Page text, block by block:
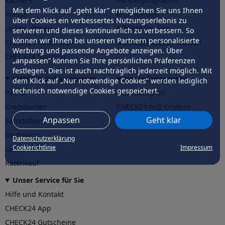
Mit dem Klick auf „geht klar” ermöglichen Sie uns Ihnen
über Cookies ein verbessertes Nutzungserlebnis zu
servieren und dieses kontinuierlich zu verbessern. So
können wir Ihnen bei unseren Partnern personalisierte
Werbung und passende Angebote anzeigen. Über
„anpassen” können Sie Ihre persönlichen Präferenzen
festlegen. Dies ist auch nachträglich jederzeit möglich. Mit
dem Klick auf „Nur notwendige Cookies” werden lediglich
technisch notwendige Cookies gespeichert.
Anpassen Geht klar
Datenschutzerklärung
Cookierichtlinie
Impressum
Presse
Unternehmen
CHECK24 Österreich
CHECK24 Spanien
Profi werden
Affiliate werden
Werkstattpartner werden
CHECK24 Zahlungsarten
PayPal
Sofortüberweisung
Rechnung
Lastschrift
Ratenkauf
Unser Engagement
Nachhaltigkeit
CHECK24hilftder Natur
Unser Service für Sie
Hilfe und Kontakt
CHECK24 App
CHECK24 Gutscheine